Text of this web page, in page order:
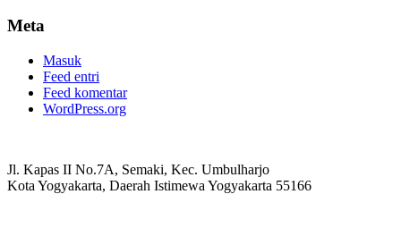
Meta
Masuk
Feed entri
Feed komentar
WordPress.org
Jl. Kapas II No.7A, Semaki, Kec. Umbulharjo
Kota Yogyakarta, Daerah Istimewa Yogyakarta 55166